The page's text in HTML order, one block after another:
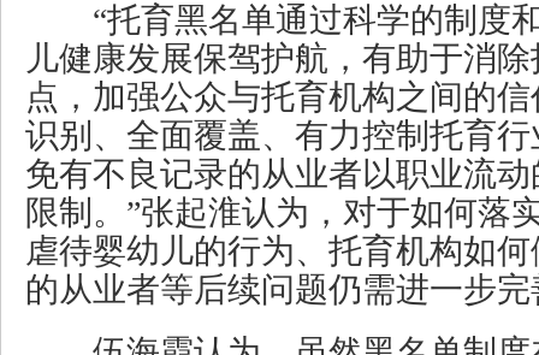
“托育黑名单通过科学的制度
儿健康发展保驾护航，有助于消
点，加强公众与托育机构之间的
识别、全面覆盖、有力控制托育
免有不良记录的从业者以职业流
限制。”张起淮认为，对于如何落
虐待婴幼儿的行为、托育机构如
的从业者等后续问题仍需进一步完